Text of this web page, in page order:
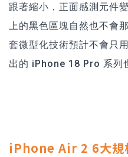
跟著縮小，正面感測元件
上的黑色區塊自然也不會
套微型化技術預計不會只
出的 iPhone 18 Pro 系列
iPhone Air 2 6大規